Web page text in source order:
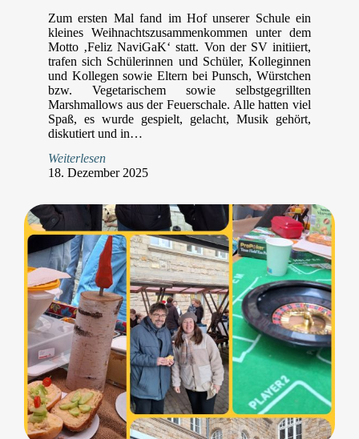
Zum ersten Mal fand im Hof unserer Schule ein
kleines Weihnachtszusammenkommen unter dem
Motto ‚Feliz NaviGaK‘ statt. Von der SV initiiert,
trafen sich Schülerinnen und Schüler, Kolleginnen
und Kollegen sowie Eltern bei Punsch, Würstchen
bzw. Vegetarischem sowie selbstgegrillten
Marshmallows aus der Feuerschale. Alle hatten viel
Spaß, es wurde gespielt, gelacht, Musik gehört,
diskutiert und in…
Weiterlesen
18. Dezember 2025